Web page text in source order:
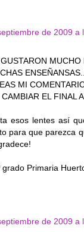
de 2009 a
ENSEÑANSAS...
MI
EL FINAL
esos lentes así
para que parezca
Primaria
de 2009 a